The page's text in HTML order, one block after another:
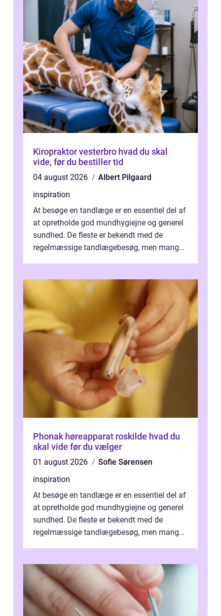
Kiropraktor vesterbro hvad du skal
vide, før du bestiller tid
04 august 2026
Albert Pilgaard
inspiration
At besøge en tandlæge er en essentiel del af
at opretholde god mundhygiejne og generel
sundhed. De fleste er bekendt med de
regelmæssige tandlægebesøg, men mange
Phonak høreapparat roskilde hvad du
skal vide før du vælger
01 august 2026
Sofie Sørensen
inspiration
At besøge en tandlæge er en essentiel del af
at opretholde god mundhygiejne og generel
sundhed. De fleste er bekendt med de
regelmæssige tandlægebesøg, men mange